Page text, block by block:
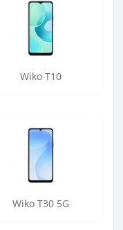
Wiko T10
Wiko T30 5G